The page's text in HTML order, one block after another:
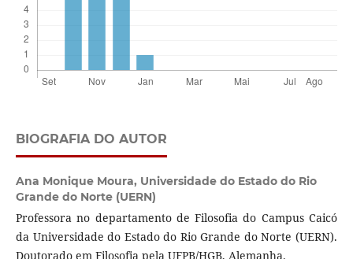
BIOGRAFIA DO AUTOR
Ana Monique Moura, Universidade do Estado do Rio
Grande do Norte (UERN)
Professora no departamento de Filosofia do Campus Caicó
da Universidade do Estado do Rio Grande do Norte (UERN).
Doutorado em Filosofia pela UFPB/HGB, Alemanha.